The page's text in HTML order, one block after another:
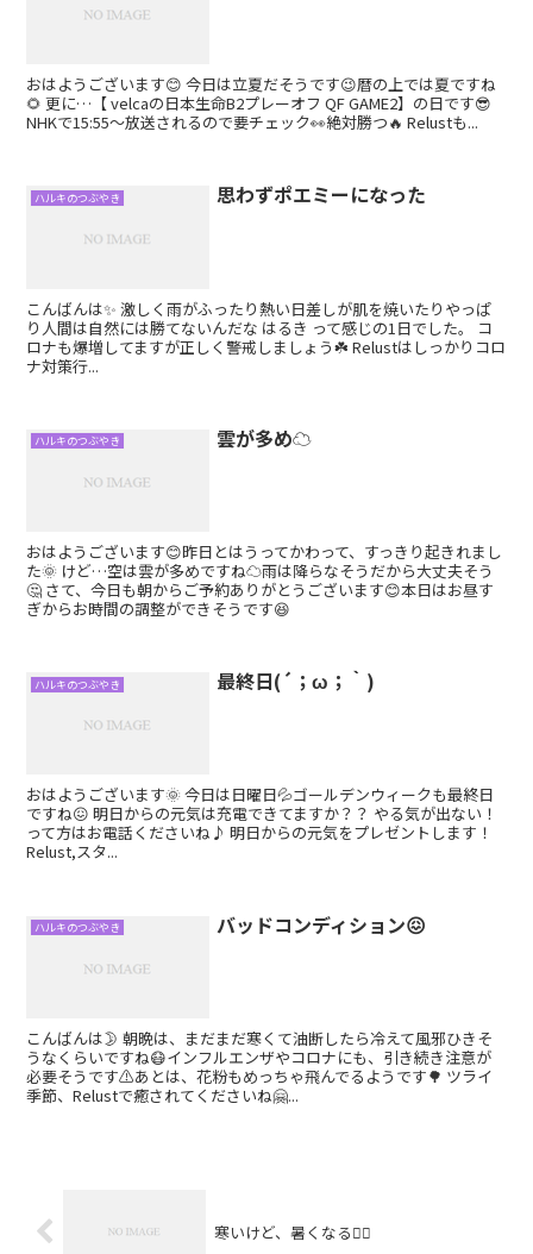
おはようございます😊 今日は立夏だそうです😉暦の上では夏ですね
🌻 更に…【 velcaの日本生命B2プレーオフ QF GAME2】の日です😎
NHKで15:55～放送されるので要チェック👀絶対勝つ🔥 Relustも...
ハルキのつぶやき 思わずポエミーになった
こんばんは✨ 激しく雨がふったり熱い日差しが肌を焼いたりやっぱ
り人間は自然には勝てないんだな はるき って感じの1日でした。 コ
ロナも爆増してますが正しく警戒しましょう☘️ Relustはしっかりコロ
ナ対策行...
ハルキのつぶやき 雲が多め☁
おはようございます😊昨日とはうってかわって、すっきり起きれまし
た🌞 けど…空は雲が多めですね☁雨は降らなそうだから大丈夫そう
🤔 さて、今日も朝からご予約ありがとうございます😊本日はお昼す
ぎからお時間の調整ができそうです😆
ハルキのつぶやき 最終日(´；ω；｀)
おはようございます🌞 今日は日曜日💦ゴールデンウィークも最終日
ですね😖 明日からの元気は充電できてますか？？ やる気が出ない！
って方はお電話くださいね♪ 明日からの元気をプレゼントします！
Relust,スタ...
ハルキのつぶやき バッドコンディション😖
こんばんは🌛 朝晩は、まだまだ寒くて油断したら冷えて風邪ひきそ
うなくらいですね😷インフルエンザやコロナにも、引き続き注意が
必要そうです⚠️あとは、花粉もめっちゃ飛んでるようです🌳 ツライ
季節、Relustで癒されてくださいね🤗...
寒いけど、暑くなる😮‍💨